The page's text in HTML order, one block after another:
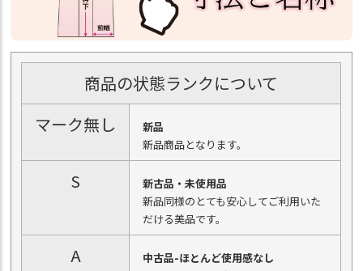
商品の状態ランクについて
マーク無し
新品
新品商品となります。
S
新古品・未使用品
新品同様のとても安心してご利用いた
だける美品です。
A
中古品-ほとんど使用感なし